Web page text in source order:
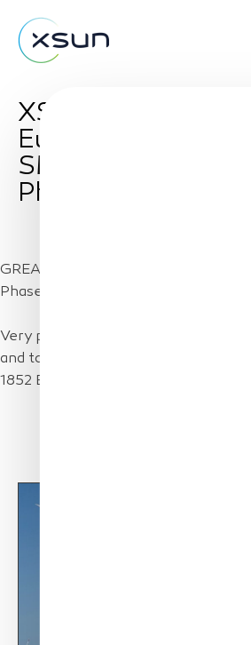
XSun awards
European
SME Instrument
Phase 2
GREAT news for XSun ! XSun is
Phase 2 SME Instrument !
Very proud to be backed off by the
and to be amongst the 7 French
1852 European proposal !